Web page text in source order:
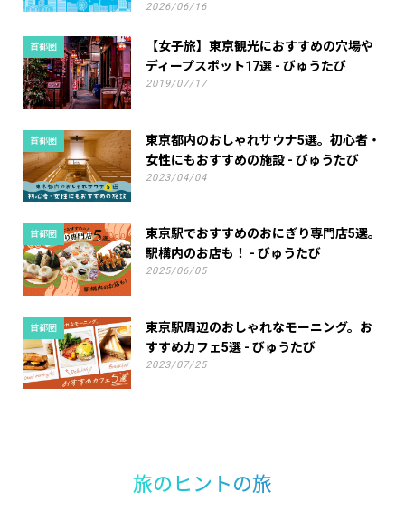
2026/06/16
首都圏
【女子旅】東京観光におすすめの穴場や
ディープスポット17選 - びゅうたび
2019/07/17
首都圏
東京都内のおしゃれサウナ5選。初心者・
女性にもおすすめの施設 - びゅうたび
2023/04/04
首都圏
東京駅でおすすめのおにぎり専門店5選。
駅構内のお店も！ - びゅうたび
2025/06/05
首都圏
東京駅周辺のおしゃれなモーニング。お
すすめカフェ5選 - びゅうたび
2023/07/25
旅のヒントの旅